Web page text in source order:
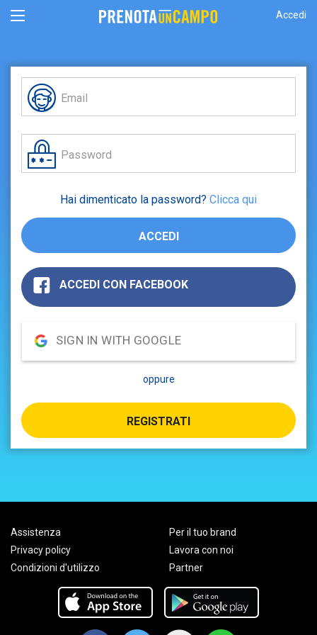
Accedi
Hai dimenticato la password? Clicca qui
ACCEDI
ACCEDI CON FACEBOOK
SIGN IN WITH GOOGLE
oppure
REGISTRATI
Assistenza
Privacy policy
Condizioni d'utilizzo
Per il tuo brand
Lavora con noi
Partner